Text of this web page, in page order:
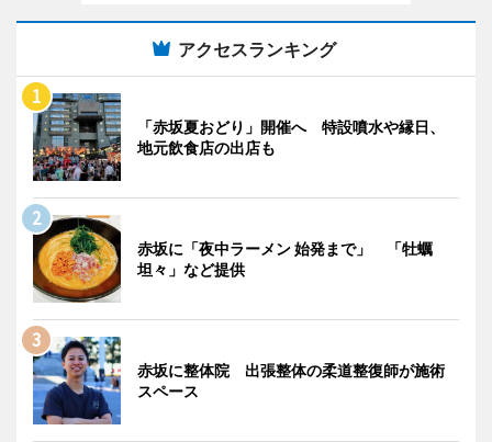
アクセスランキング
「赤坂夏おどり」開催へ 特設噴水や縁日、
地元飲食店の出店も
赤坂に「夜中ラーメン 始発まで」 「牡蠣
坦々」など提供
赤坂に整体院 出張整体の柔道整復師が施術
スペース